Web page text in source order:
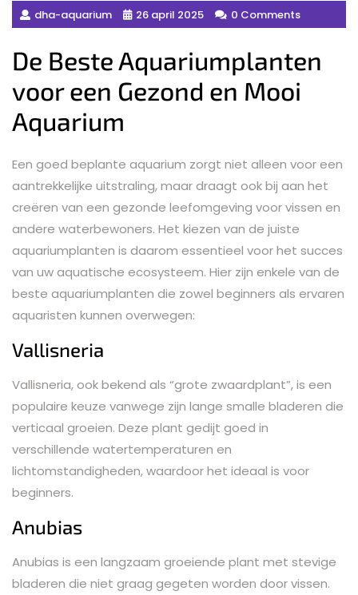
dha-aquarium 26 april 2025 0 Comments
De Beste Aquariumplanten
voor een Gezond en Mooi
Aquarium
Een goed beplante aquarium zorgt niet alleen voor een
aantrekkelijke uitstraling, maar draagt ook bij aan het
creëren van een gezonde leefomgeving voor vissen en
andere waterbewoners. Het kiezen van de juiste
aquariumplanten is daarom essentieel voor het succes
van uw aquatische ecosysteem. Hier zijn enkele van de
beste aquariumplanten die zowel beginners als ervaren
aquaristen kunnen overwegen:
Vallisneria
Vallisneria, ook bekend als “grote zwaardplant”, is een
populaire keuze vanwege zijn lange smalle bladeren die
verticaal groeien. Deze plant gedijt goed in
verschillende watertemperaturen en
lichtomstandigheden, waardoor het ideaal is voor
beginners.
Anubias
Anubias is een langzaam groeiende plant met stevige
bladeren die niet graag gegeten worden door vissen.